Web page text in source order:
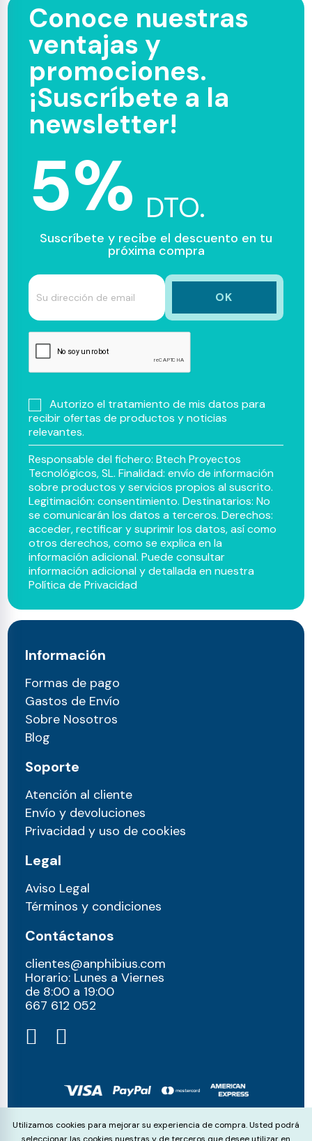
Conoce nuestras
ventajas y
promociones.
¡Suscríbete a la
newsletter!
5% DTO.
Suscríbete y recibe el descuento en tu
próxima compra
Autorizo el tratamiento de mis datos para
recibir ofertas de productos y noticias
relevantes.
Responsable del fichero: Btech Proyectos
Tecnológicos, SL. Finalidad: envío de información
sobre productos y servicios propios al suscrito.
Legitimación: consentimiento. Destinatarios: No
se comunicarán los datos a terceros. Derechos:
acceder, rectificar y suprimir los datos, así como
otros derechos, como se explica en la
información adicional. Puede consultar
información adicional y detallada en nuestra
Política de Privacidad
Información
Formas de pago
Gastos de Envío
Sobre Nosotros
Blog
Soporte
Atención al cliente
Envío y devoluciones
Privacidad y uso de cookies
Legal
Aviso Legal
Términos y condiciones
Contáctanos
clientes@anphibius.com
Horario: Lunes a Viernes
de 8:00 a 19:00
667 612 052​
© anphibius, 2026
Pago 100% seguros con:
Cookie Consent
Utilizamos cookies para mejorar su experiencia de compra. Usted podrá